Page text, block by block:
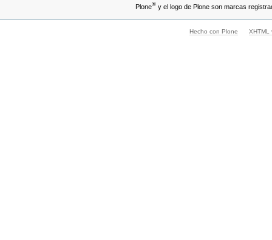
Plone®y el logo de Plone son marcas
Hecho con Plone XHTML